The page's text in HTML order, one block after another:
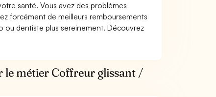
santé. Vous avez des problèmes
forcément de meilleurs remboursements
ou dentiste plus sereinement. Découvrez
le métier Coffreur glissant /